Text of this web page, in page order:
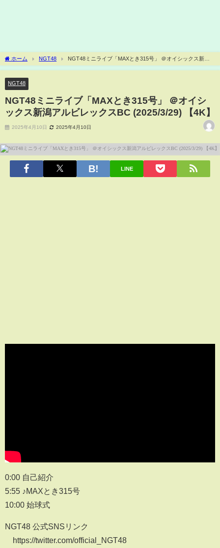
ホーム NGT48
NGT48ミニライブ「MAXとき315号」 ＠オイシックス新潟
アルビレックスBC (2025/3/29) 【4K】
NGT48
NGT48ミニライブ「MAXとき315号」 ＠オイシ
ックス新潟アルビレックスBC (2025/3/29) 【4K】
2025年4月10日 2025年4月10日
LINE
0:00 自己紹介
5:55 ♪MAXとき315号
10:00 始球式
NGT48 公式SNSリンク
https://twitter.com/official_NGT48